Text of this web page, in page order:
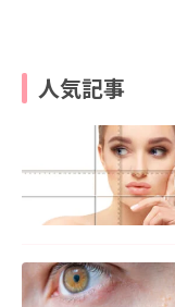
人気記事